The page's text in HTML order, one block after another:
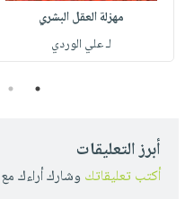
مهزلة العقل البشري
لـ علي الوردي
1
2
أبرز التعليقات
أكتب تعليقاتك وشارك أراءك